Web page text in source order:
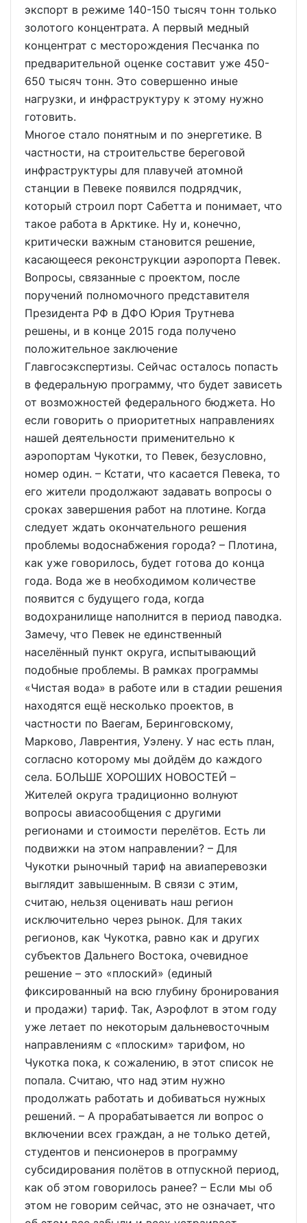
экспорт в режиме 140-150 тысяч тонн только
золотого концентрата. А первый медный
концентрат с месторождения Песчанка по
предварительной оценке составит уже 450-
650 тысяч тонн. Это совершенно иные
нагрузки, и инфраструктуру к этому нужно
готовить.
Многое стало понятным и по энергетике. В
частности, на строительстве береговой
инфраструктуры для плавучей атомной
станции в Певеке появился подрядчик,
который строил порт Сабетта и понимает, что
такое работа в Арктике. Ну и, конечно,
критически важным становится решение,
касающееся реконструкции аэропорта Певек.
Вопросы, связанные с проектом, после
поручений полномочного представителя
Президента РФ в ДФО Юрия Трутнева
решены, и в конце 2015 года получено
положительное заключение
Главгосэкспертизы. Сейчас осталось попасть
в федеральную программу, что будет зависеть
от возможностей федерального бюджета. Но
если говорить о приоритетных направлениях
нашей деятельности применительно к
аэропортам Чукотки, то Певек, безусловно,
номер один. – Кстати, что касается Певека, то
его жители продолжают задавать вопросы о
сроках завершения работ на плотине. Когда
следует ждать окончательного решения
проблемы водоснабжения города? – Плотина,
как уже говорилось, будет готова до конца
года. Вода же в необходимом количестве
появится с будущего года, когда
водохранилище наполнится в период паводка.
Замечу, что Певек не единственный
населённый пункт округа, испытывающий
подобные проблемы. В рамках программы
«Чистая вода» в работе или в стадии решения
находятся ещё несколько проектов, в
частности по Ваегам, Беринговскому,
Марково, Лаврентия, Уэлену. У нас есть план,
согласно которому мы дойдём до каждого
села. БОЛЬШЕ ХОРОШИХ НОВОСТЕЙ –
Жителей округа традиционно волнуют
вопросы авиасообщения с другими
регионами и стоимости перелётов. Есть ли
подвижки на этом направлении? – Для
Чукотки рыночный тариф на авиаперевозки
выглядит завышенным. В связи с этим,
считаю, нельзя оценивать наш регион
исключительно через рынок. Для таких
регионов, как Чукотка, равно как и других
субъектов Дальнего Востока, очевидное
решение – это «плоский» (единый
фиксированный на всю глубину бронирования
и продажи) тариф. Так, Аэрофлот в этом году
уже летает по некоторым дальневосточным
направлениям с «плоским» тарифом, но
Чукотка пока, к сожалению, в этот список не
попала. Считаю, что над этим нужно
продолжать работать и добиваться нужных
решений. – А прорабатывается ли вопрос о
включении всех граждан, а не только детей,
студентов и пенсионеров в программу
субсидирования полётов в отпускной период,
как об этом говорилось ранее? – Если мы об
этом не говорим сейчас, это не означает, что